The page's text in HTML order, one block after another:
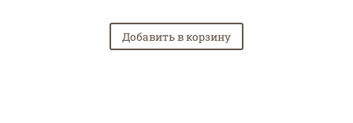
Добавить в корзину